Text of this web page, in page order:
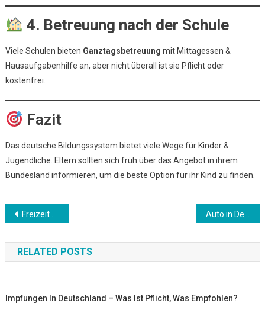
4. Betreuung nach der Schule
Viele Schulen bieten Ganztagsbetreuung mit Mittagessen &
Hausaufgabenhilfe an, aber nicht überall ist sie Pflicht oder
kostenfrei.
Fazit
Das deutsche Bildungssystem bietet viele Wege für Kinder &
Jugendliche. Eltern sollten sich früh über das Angebot in ihrem
Bundesland informieren, um die beste Option für ihr Kind zu finden.
Beitrags-
Navigation
Freizeit & soziale Kontakte – Wie findet man Anschluss in Deutschland?
RELATED POSTS
Impfungen In Deutschland – Was Ist Pflicht, Was Empfohlen?